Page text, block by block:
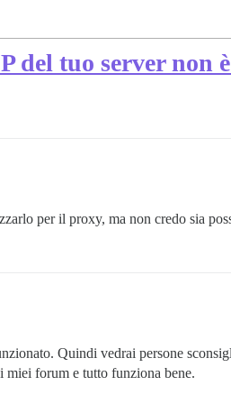
del tuo server non
per il proxy, ma non credo sia
Quindi vedrai persone
miei forum e tutto funziona bene.